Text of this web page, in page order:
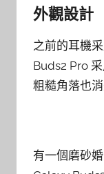
外觀設計
之前的耳機
Buds2 Pro
粗糙角落也消
有一個磨砂